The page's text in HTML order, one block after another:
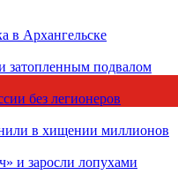
в Архангельске
затопленным подвалом
без легионеров
в хищении миллионов
и заросли лопухами